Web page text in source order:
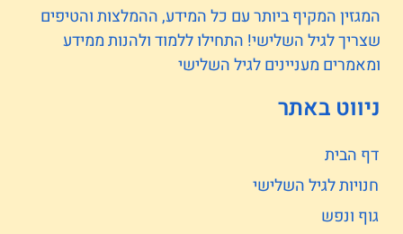
המגזין המקיף ביותר עם כל המידע, ההמלצות והטיפים
שצריך לגיל השלישי! התחילו ללמוד ולהנות ממידע
ומאמרים מעניינים לגיל השלישי
ניווט באתר
דף הבית
חנויות לגיל השלישי
גוף ונפש